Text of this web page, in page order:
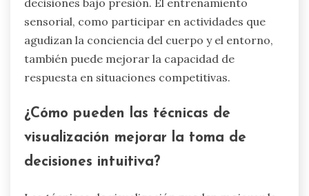
emplear los atletas para
mejorar la intuición y la
percepción?
percepción a través de técnicas de atención
plena, prácticas de visualización y
entrenamiento sensorial. La atención plena